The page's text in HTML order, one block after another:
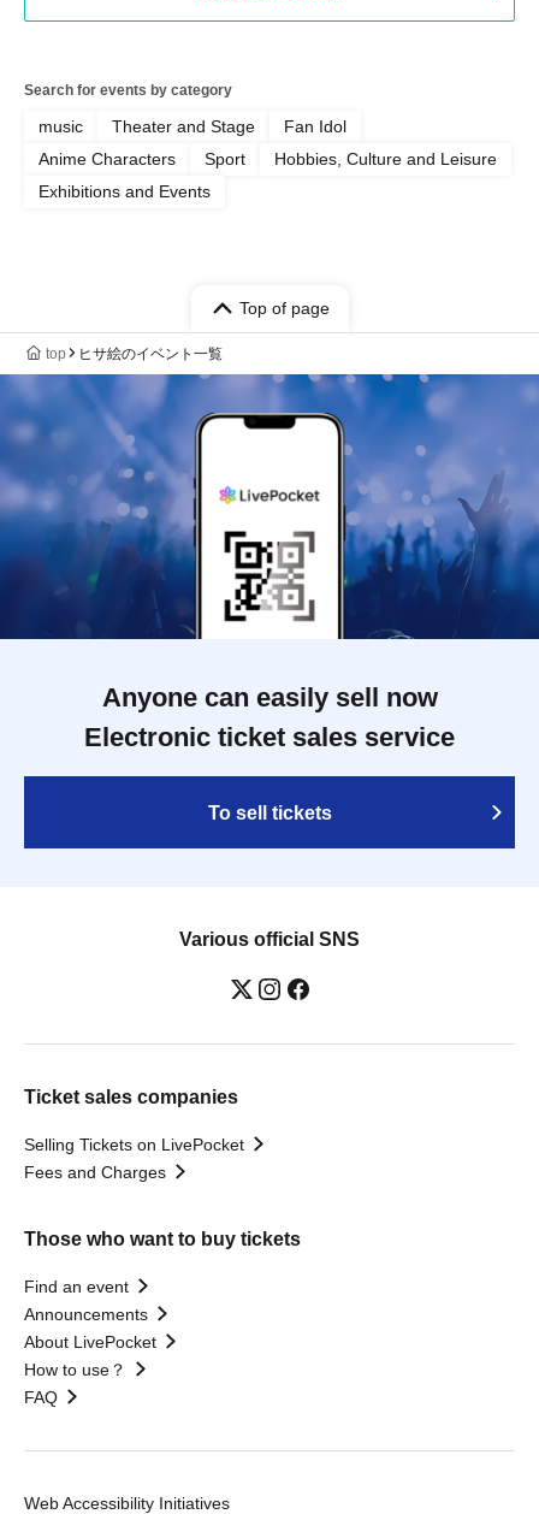
Search for events by category
music Theater and Stage
Fan Idol
Anime Characters
Sport
Hobbies, Culture and Leisure
Exhibitions and Events
Top of page
top ヒサ絵のイベント一覧
Anyone can easily sell now
Electronic ticket sales service
To sell tickets
Various official SNS
Ticket sales companies
Selling Tickets on LivePocket
Fees and Charges
Those who want to buy tickets
Find an event
Announcements
About LivePocket
How to use？
FAQ
Web Accessibility Initiatives